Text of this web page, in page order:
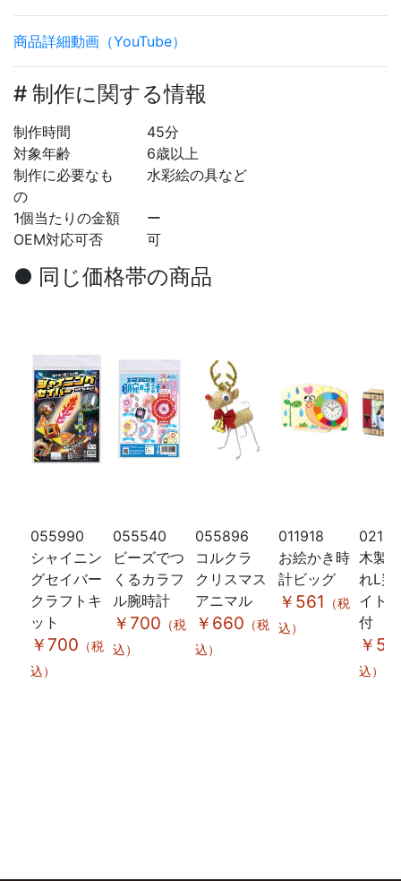
商品詳細動画（YouTube）
# 制作に関する情報
制作時間
45分
対象年齢
6歳以上
制作に必要なも
の
水彩絵の具など
1個当たりの金額
ー
OEM対応可否
可
● 同じ価格帯の商品
055990
シャイニン
グセイバー
クラフトキ
ット
￥700 （税
込）
055540
ビーズでつ
くるカラフ
ル腕時計
￥700 （税
込）
055896
コルクラ
クリスマス
アニマル
￥660 （税
込）
011918
お絵かき時
計ビッグ
￥561 （税
込）
木製
れL判
イト
付
￥
込）